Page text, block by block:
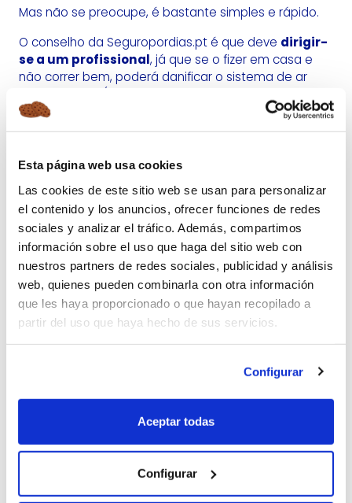
Esta página web usa cookies
Las cookies de este sitio web se usan para personalizar
el contenido y los anuncios, ofrecer funciones de redes
sociales y analizar el tráfico. Además, compartimos
información sobre el uso que haga del sitio web con
nuestros partners de redes sociales, publicidad y análisis
web, quienes pueden combinarla con otra información
que les haya proporcionado o que hayan recopilado a
partir del uso que haya hecho de sus servicios.
Configurar
Aceptar todas
Configurar
Mas não se preocupe, é bastante simples e rápido.
O conselho da Seguropordias.pt é que deve dirigir-
se a um profissional, já que se o fizer em casa e
não correr bem, poderá danificar o sistema de ar
consideravelmente).
processo:
Inspeção Inicial: Deve procurar se há
componentes desgastados, danos visíveis ou
possíveis brechas no sistema de ar
condicionado.
Esvaziar o ar existente: Deve ser retirado de
forma segura todo o gás que ainda possa
existir no sistema.
Lubrificação do sistema: Depois de estar
limpo, deve ser lubrificado com produtos que
Reabastecimento: Depois, recarrega-se o
sistema com o refrigerante de acordo com as
automóvel. Podem, também, colocar-se um
corante para garantir que não se existem
vazamentos futuros.